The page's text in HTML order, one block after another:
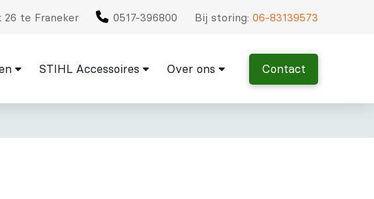
26 te Franeker 0517-396800 Bij storing:06-83139573
STIHL Accessoires Over ons Contact